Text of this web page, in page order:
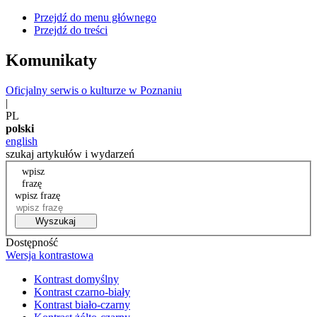
Przejdź do menu głównego
Przejdź do treści
Komunikaty
Oficjalny serwis o kulturze w Poznaniu
|
PL
polski
english
szukaj artykułów i wydarzeń
wpisz
frazę
wpisz frazę
Wyszukaj
Dostępność
Wersja kontrastowa
Kontrast domyślny
Kontrast czarno-biały
Kontrast biało-czarny